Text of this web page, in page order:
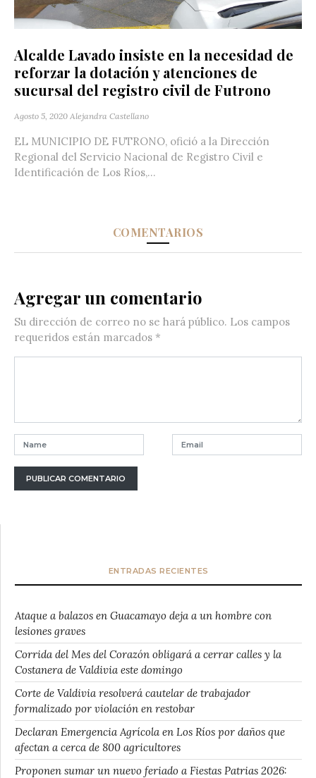
Alcalde Lavado insiste en la necesidad de
reforzar la dotación y atenciones de
sucursal del registro civil de Futrono
Agosto 5, 2020 Alejandra Castellano
EL MUNICIPIO DE FUTRONO, ofició a la Dirección
Regional del Servicio Nacional de Registro Civil e
Identificación de Los Ríos,...
COMENTARIOS
Agregar un comentario
Su dirección de correo no se hará público. Los campos
requeridos están marcados *
ENTRADAS RECIENTES
Ataque a balazos en Guacamayo deja a un hombre con
lesiones graves
Corrida del Mes del Corazón obligará a cerrar calles y la
Costanera de Valdivia este domingo
Corte de Valdivia resolverá cautelar de trabajador
formalizado por violación en restobar
Declaran Emergencia Agrícola en Los Ríos por daños que
afectan a cerca de 800 agricultores
Proponen sumar un nuevo feriado a Fiestas Patrias 2026: